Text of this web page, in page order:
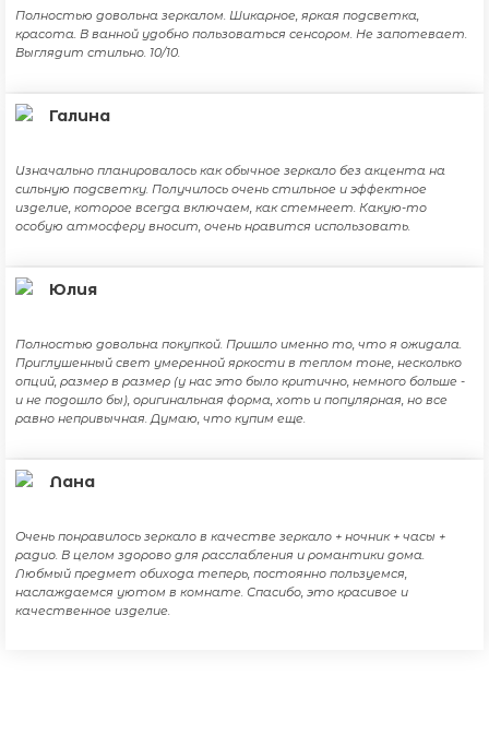
Полностью довольна зеркалом. Шикарное, яркая подсветка,
красота. В ванной удобно пользоваться сенсором. Не запотевает.
Выглядит стильно. 10/10.
Галина
Изначально планировалось как обычное зеркало без акцента на
сильную подсветку. Получилось очень стильное и эффектное
изделие, которое всегда включаем, как стемнеет. Какую-то
особую атмосферу вносит, очень нравится использовать.
Юлия
Полностью довольна покупкой. Пришло именно то, что я ожидала.
Приглушенный свет умеренной яркости в теплом тоне, несколько
опций, размер в размер (у нас это было критично, немного больше -
и не подошло бы), оригинальная форма, хоть и популярная, но все
равно непривычная. Думаю, что купим еще.
Лана
Очень понравилось зеркало в качестве зеркало + ночник + часы +
радио. В целом здорово для расслабления и романтики дома.
Любмый предмет обихода теперь, постоянно пользуемся,
наслаждаемся уютом в комнате. Спасибо, это красивое и
качественное изделие.